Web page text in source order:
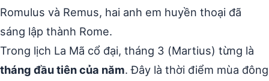
Romulus và Remus, hai anh em huyền thoại đã
sáng lập thành Rome.
Trong lịch La Mã cổ đại, tháng 3 (Martius) từng là
tháng đầu tiên của năm. Đây là thời điểm mùa đông